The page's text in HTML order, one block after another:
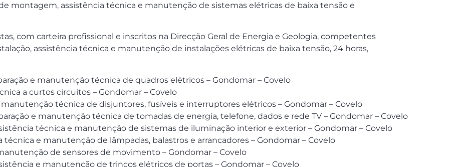
montagem, assistência técnica e manutenção de sistemas elétricas de baixa tensão e
com carteira profissional e inscritos na Direcção Geral de Energia e Geologia, competentes
assistência técnica e manutenção de instalações elétricas de baixa tensão, 24 horas,
e manutenção técnica de quadros elétricos – Gondomar – Covelo
a curtos circuitos – Gondomar – Covelo
técnica de disjuntores, fusíveis e interruptores elétricos – Gondomar – Covelo
e manutenção técnica de tomadas de energia, telefone, dados e rede TV – Gondomar – Covelo
técnica e manutenção de sistemas de iluminação interior e exterior – Gondomar – Covelo
e manutenção de lâmpadas, balastros e arrancadores – Gondomar – Covelo
de sensores de movimento – Gondomar – Covelo
e manutenção de trincos elétricos de portas – Gondomar – Covelo